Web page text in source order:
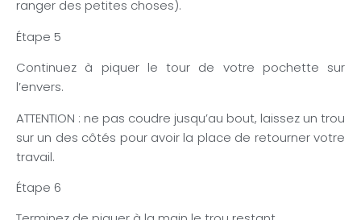
ranger des petites choses).
Étape 5
Continuez à piquer le tour de votre pochette sur
l’envers.
ATTENTION : ne pas coudre jusqu’au bout, laissez un trou
sur un des côtés pour avoir la place de retourner votre
travail.
Étape 6